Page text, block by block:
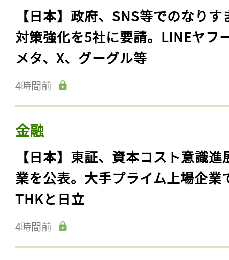
【日本】政府、SNS等でのなりす
対策強化を5社に要請。LINEヤフ
メタ、X、グーグル等
4時間前
金融
【日本】東証、資本コスト意識進
業を公表。大手プライム上場企業
THKと日立
4時間前